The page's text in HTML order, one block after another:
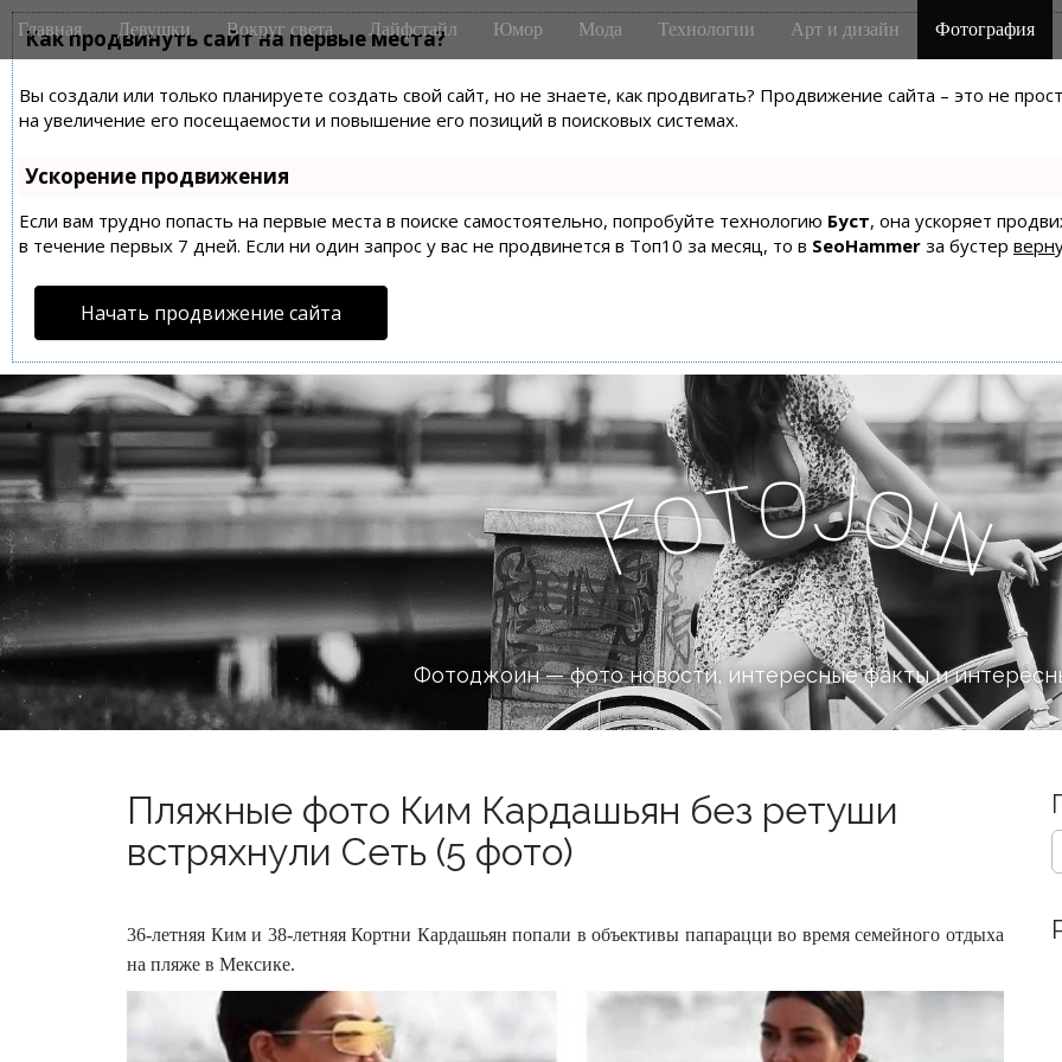
Как продвинуть сайт на первые места?
Вы создали или только планируете создать свой сайт, но не знаете, как продвигать? Продвижение сайта – это не
на увеличение его посещаемости и повышение его позиций в поисковых системах.
Ускорение продвижения
Если вам трудно попасть на первые места в поиске самостоятельно, попробуйте технологию Буст, она ускоряет
в течение первых 7 дней. Если ни один запрос у вас не продвинется в Топ10 за месяц, то в SeoHammer за бустер
Начать продвижение сайта
M
a
n
m
e
n
u
i
Главная Девушки Вокруг света Лайфстайл Юмор Мода Технологии Арт и дизайн Фотография
FotoJoi
n
Фотоджоин — фото новости, интересные факты и
Пляжные фото Ким Кардашьян без ретуши
встряхнули Сеть (5 фото)
36-летняя Ким и 38-летняя Кортни Кардашьян попали в объективы папарацци во время семейного отдыха
на пляже в Мексике.
S
e
c